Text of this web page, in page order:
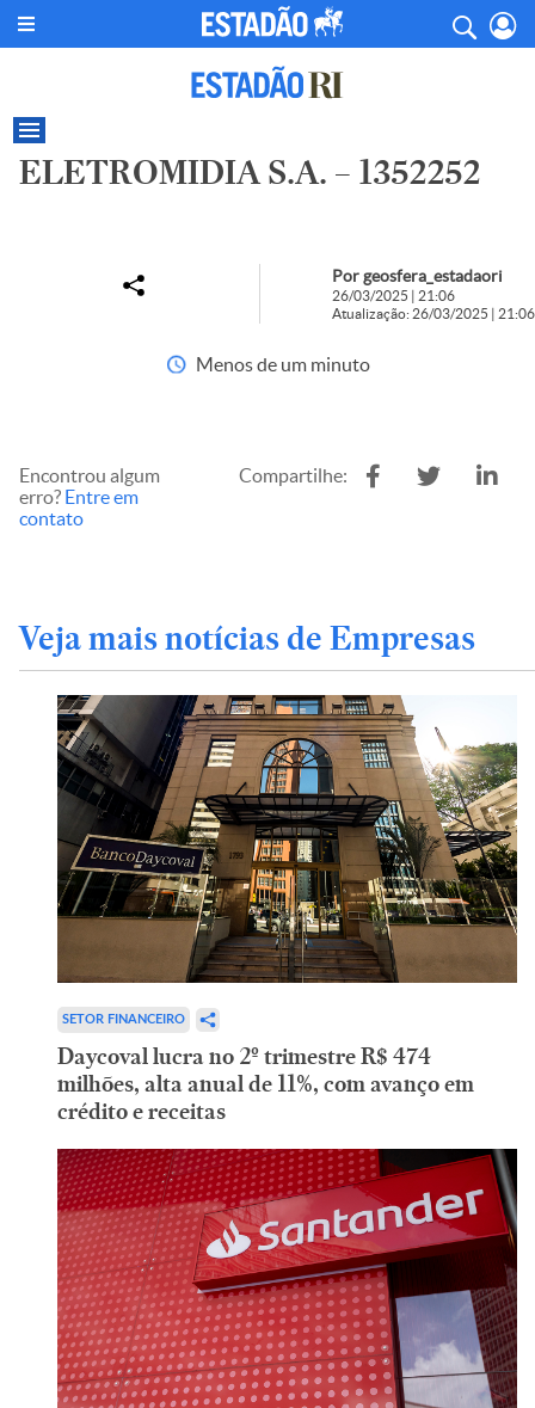
ELETROMIDIA S.A. – 1352252
Por geosfera_estadaori
26/03/2025 | 21:06
Atualização: 26/03/2025 | 21:06
Menos de um minuto
Encontrou algum
erro? Entre em
contato
Compartilhe:
Veja mais notícias de Empresas
SETOR FINANCEIRO
Daycoval lucra no 2º trimestre R$ 474
milhões, alta anual de 11%, com avanço em
crédito e receitas